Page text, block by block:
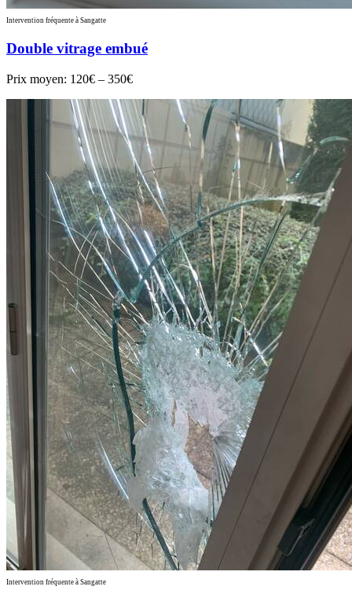
Intervention fréquente à Sangatte
Double vitrage embué
Prix moyen: 120€ – 350€
Intervention fréquente à Sangatte